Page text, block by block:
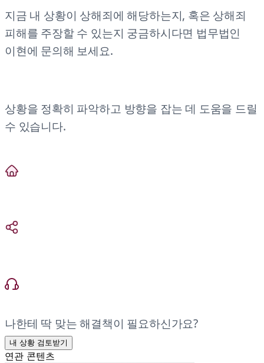
지금 내 상황이 상해죄에 해당하는지, 혹은 상해죄
피해를 주장할 수 있는지 궁금하시다면 법무법인
이현에 문의해 보세요.
상황을 정확히 파악하고 방향을 잡는 데 도움을 드릴
수 있습니다.
나한테 딱 맞는 해결책이 필요하신가요?
내 상황 검토받기
연관 콘텐츠